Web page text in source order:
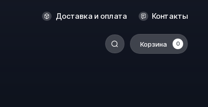
Доставка и оплата Контакты
Корзина 0
Оренбург
Ростов-на-Дону